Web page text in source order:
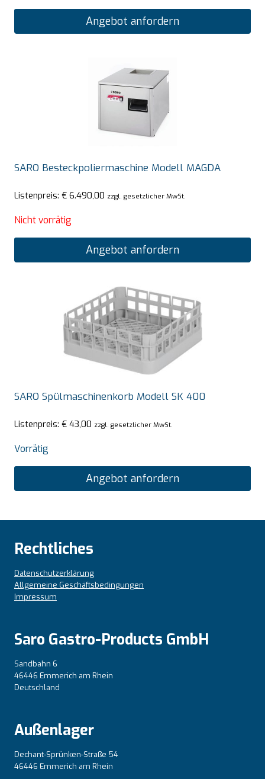
Angebot anfordern
SARO Besteckpoliermaschine Modell MAGDA
Listenpreis: € 6.490,00 zzgl. gesetzlicher MwSt.
Nicht vorrätig
Angebot anfordern
SARO Spülmaschinenkorb Modell SK 400
Listenpreis: € 43,00 zzgl. gesetzlicher MwSt.
Vorrätig
Angebot anfordern
Rechtliches
Datenschutzerklärung
Allgemeine Geschäftsbedingungen
Impressum
Saro Gastro-Products GmbH
Sandbahn 6
46446 Emmerich am Rhein
Deutschland
Außenlager
Dechant-Sprünken-Straße 54
46446 Emmerich am Rhein